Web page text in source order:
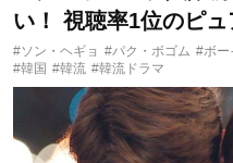
い！ 視聴率1位のピ
#ソン・ヘギョ #パク・ボゴム #ボー
#韓国 #韓流 #韓流ドラマ